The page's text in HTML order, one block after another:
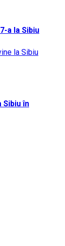
a la Sibiu
Sibiu în